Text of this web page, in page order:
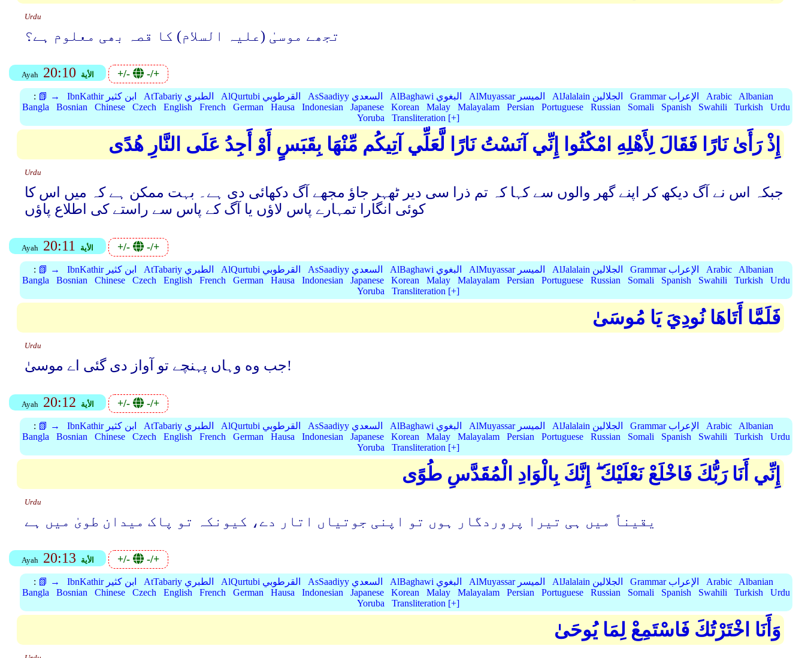
Urdu
تجھے موسیٰ (علیہ السلام) کا قصہ بھی معلوم ہے؟
Ayah 20:10 الأية +/- -/+
: 📗 → IbnKathir ابن كثير AtTabariy الطبري AlQurtubi القرطوبي AsSaadiyy السعدي AlBaghawi البغوي AlMuyassar الميسر AlJalalain الجلالين Grammar الإعراب Arabic
Albanian
Bangla
Bosnian Chinese Czech English French German Hausa Indonesian Japanese Korean Malay Malayalam Persian Portuguese Russian Somali Spanish Swahili Turkish
Urdu
Yoruba
Transliteration [+]
إِذْ رَأَىٰ نَارًا فَقَالَ لِأَهْلِهِ امْكُثُوا إِنِّي آنَسْتُ نَارًا لَّعَلِّي آتِيكُم مِّنْهَا بِقَبَسٍ أَوْ أَجِدُ عَلَى النَّارِ هُدًى
Urdu
جبکہ اس نے آگ دیکھ کر اپنے گھر والوں سے کہا کہ تم ذرا سی دیر ٹھہر جاؤ مجھے آگ دکھائی دی ہے۔ بہت ممکن ہے کہ میں اس کا
کوئی انگارا تمہارے پاس ﻻؤں یا آگ کے پاس سے راستے کی اطلاع پاؤں
Ayah 20:11 الأية +/- -/+
: 📗 → IbnKathir ابن كثير AtTabariy الطبري AlQurtubi القرطوبي AsSaadiyy السعدي AlBaghawi البغوي AlMuyassar الميسر AlJalalain الجلالين Grammar الإعراب Arabic
Albanian
Bangla
Bosnian Chinese Czech English French German Hausa Indonesian Japanese Korean Malay Malayalam Persian Portuguese Russian Somali Spanish Swahili Turkish
Urdu
Yoruba
Transliteration [+]
فَلَمَّا أَتَاهَا نُودِيَ يَا مُوسَىٰ
Urdu
جب وه وہاں پہنچے تو آواز دی گئی اے موسیٰ!
Ayah 20:12 الأية +/- -/+
: 📗 → IbnKathir ابن كثير AtTabariy الطبري AlQurtubi القرطوبي AsSaadiyy السعدي AlBaghawi البغوي AlMuyassar الميسر AlJalalain الجلالين Grammar الإعراب Arabic
Albanian
Bangla
Bosnian Chinese Czech English French German Hausa Indonesian Japanese Korean Malay Malayalam Persian Portuguese Russian Somali Spanish Swahili Turkish
Urdu
Yoruba
Transliteration [+]
إِنِّي أَنَا رَبُّكَ فَاخْلَعْ نَعْلَيْكَ ۖ إِنَّكَ بِالْوَادِ الْمُقَدَّسِ طُوًى
Urdu
یقیناً میں ہی تیرا پروردگار ہوں تو اپنی جوتیاں اتار دے، کیونکہ تو پاک میدان طویٰ میں ہے
Ayah 20:13 الأية +/- -/+
: 📗 → IbnKathir ابن كثير AtTabariy الطبري AlQurtubi القرطوبي AsSaadiyy السعدي AlBaghawi البغوي AlMuyassar الميسر AlJalalain الجلالين Grammar الإعراب Arabic
Albanian
Bangla
Bosnian Chinese Czech English French German Hausa Indonesian Japanese Korean Malay Malayalam Persian Portuguese Russian Somali Spanish Swahili Turkish
Urdu
Yoruba
Transliteration [+]
وَأَنَا اخْتَرْتُكَ فَاسْتَمِعْ لِمَا يُوحَىٰ